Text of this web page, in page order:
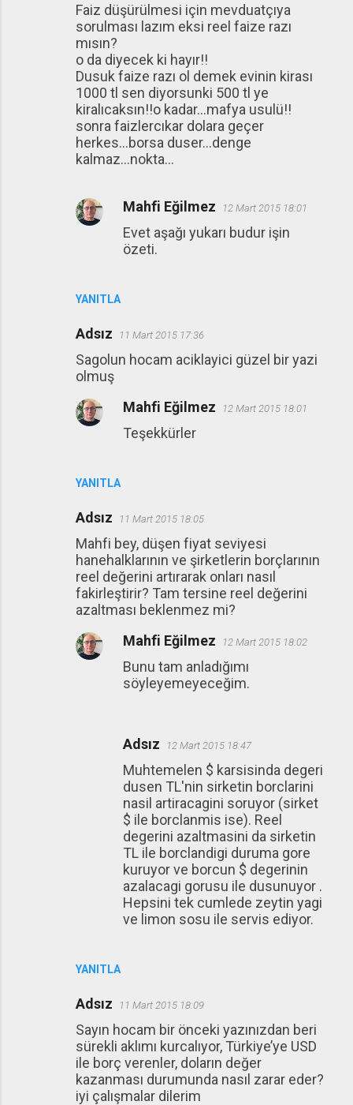
Faiz düşürülmesi için mevduatçıya
sorulması lazım eksi reel faize razı
mısın?
o da diyecek ki hayır!!
Dusuk faize razı ol demek evinin kirası
1000 tl sen diyorsunki 500 tl ye
kiralıcaksın!!o kadar...mafya usulü!!
sonra faizlercıkar dolara geçer
herkes...borsa duser...denge
kalmaz...nokta...
YANITLA
Mahfi Eğilmez 12 Mart 2015 18:01
Evet aşağı yukarı budur işin
özeti.
Adsız 11 Mart 2015 17:36
Sagolun hocam aciklayici güzel bir yazi
olmuş
YANITLA
Mahfi Eğilmez 12 Mart 2015 18:01
Teşekkürler
Adsız 11 Mart 2015 18:05
Mahfi bey, düşen fiyat seviyesi
hanehalklarının ve şirketlerin borçlarının
reel değerini artırarak onları nasıl
fakirleştirir? Tam tersine reel değerini
azaltması beklenmez mi?
YANITLA
Mahfi Eğilmez 12 Mart 2015 18:02
Bunu tam anladığımı
söyleyemeyeceğim.
Adsız 12 Mart 2015 18:47
Muhtemelen $ karsisinda degeri
dusen TL'nin sirketin borclarini
nasil artiracagini soruyor (sirket
$ ile borclanmis ise). Reel
degerini azaltmasini da sirketin
TL ile borclandigi duruma gore
kuruyor ve borcun $ degerinin
azalacagi gorusu ile dusunuyor .
Hepsini tek cumlede zeytin yagi
ve limon sosu ile servis ediyor.
Adsız 11 Mart 2015 18:09
Sayın hocam bir önceki yazınızdan beri
sürekli aklımı kurcalıyor, Türkiye’ye USD
ile borç verenler, doların değer
kazanması durumunda nasıl zarar eder?
iyi çalışmalar dilerim